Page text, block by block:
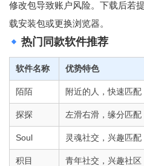
修改包导致账户风险。下载后若
载安装包或更换浏览器。
热门同款软件推荐
软件名称 优势特色
陌陌 附近的人，快速匹配
探探 左滑右滑，缘分匹配
Soul 灵魂社交，兴趣匹配
积目 青年社交，兴趣社区